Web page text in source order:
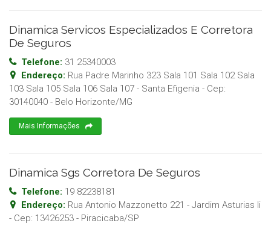
Dinamica Servicos Especializados E Corretora
De Seguros
Telefone: 31 25340003
Endereço: Rua Padre Marinho 323 Sala 101 Sala 102 Sala
103 Sala 105 Sala 106 Sala 107 - Santa Efigenia - Cep:
30140040 - Belo Horizonte/MG
Mais Informações
Dinamica Sgs Corretora De Seguros
Telefone: 19 82238181
Endereço: Rua Antonio Mazzonetto 221 - Jardim Asturias Ii
- Cep: 13426253 - Piracicaba/SP